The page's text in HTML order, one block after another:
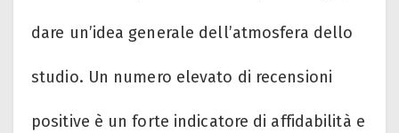
dare un’idea generale dell’atmosfera dello
studio. Un numero elevato di recensioni
positive è un forte indicatore di affidabilità e